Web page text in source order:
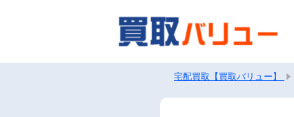
宅配買取【買取バリュー】